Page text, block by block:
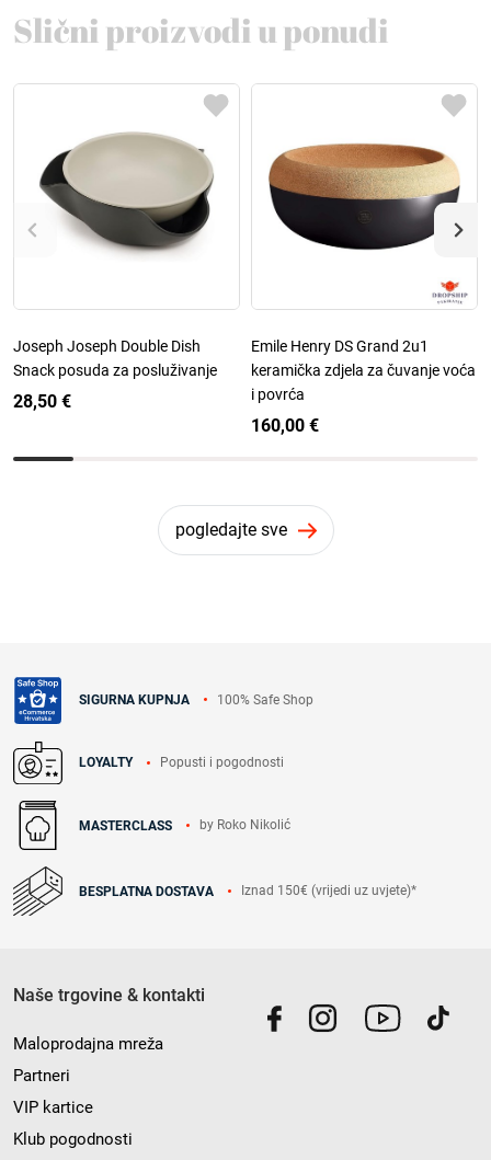
Slični proizvodi u ponudi
Joseph Joseph Double Dish
Snack posuda za posluživanje
28,50 €
Emile Henry DS Grand 2u1
keramička zdjela za čuvanje voća
i povrća
160,00 €
pogledajte sve
SIGURNA KUPNJA 100% Safe Shop
LOYALTY Popusti i pogodnosti
MASTERCLASS by Roko Nikolić
BESPLATNA DOSTAVA Iznad 150€ (vrijedi uz uvjete)*
Naše trgovine & kontakti
Maloprodajna mreža
Partneri
VIP kartice
Klub pogodnosti